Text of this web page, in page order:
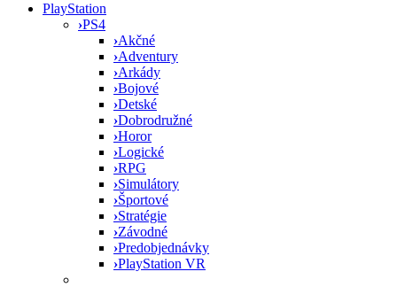
PlayStation
›PS4
›Akčné
›Adventury
›Arkády
›Bojové
›Detské
›Dobrodružné
›Horor
›Logické
›RPG
›Simulátory
›Športové
›Stratégie
›Závodné
›Predobjednávky
›PlayStation VR